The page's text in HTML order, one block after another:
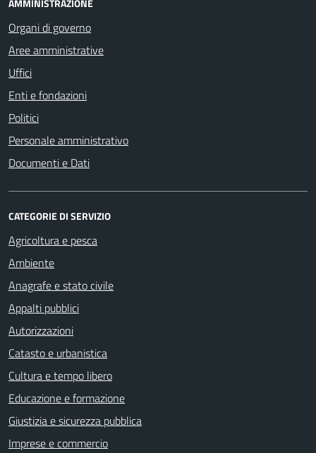
AMMINISTRAZIONE
Organi di governo
Aree amministrative
Uffici
Enti e fondazioni
Politici
Personale amministrativo
Documenti e Dati
CATEGORIE DI SERVIZIO
Agricoltura e pesca
Ambiente
Anagrafe e stato civile
Appalti pubblici
Autorizzazioni
Catasto e urbanistica
Cultura e tempo libero
Educazione e formazione
Giustizia e sicurezza pubblica
Imprese e commercio